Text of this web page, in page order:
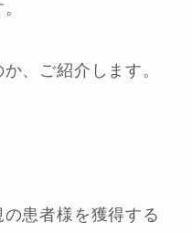
、ご紹介します。
患者様を獲得する